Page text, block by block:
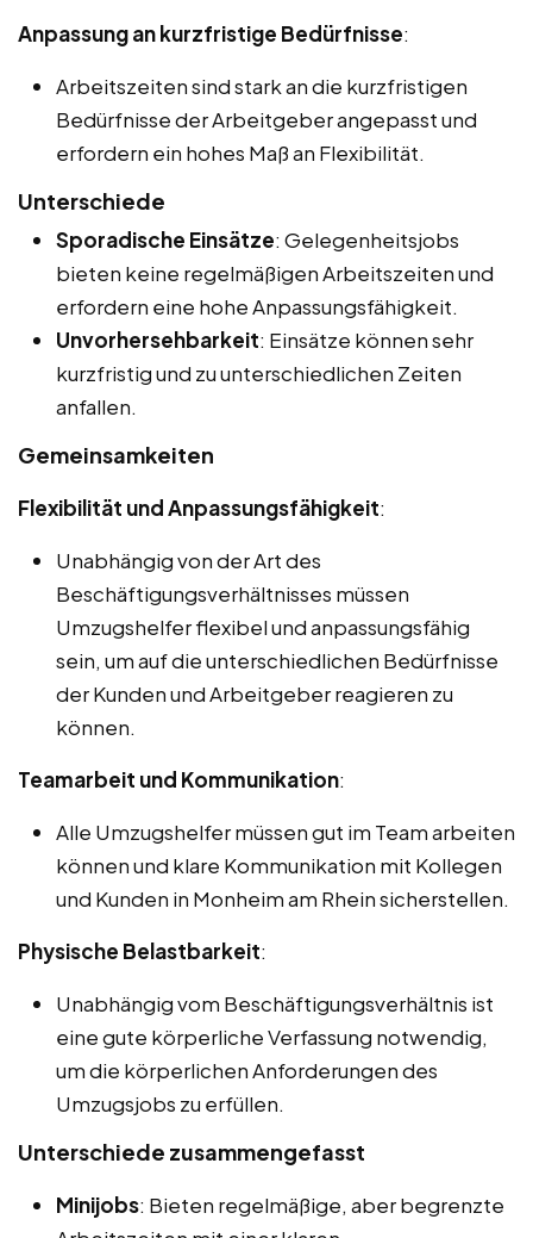
Anpassung an kurzfristige Bedürfnisse:
Arbeitszeiten sind stark an die kurzfristigen
Bedürfnisse der Arbeitgeber angepasst und
erfordern ein hohes Maß an Flexibilität.
Unterschiede
Sporadische Einsätze: Gelegenheitsjobs
bieten keine regelmäßigen Arbeitszeiten und
erfordern eine hohe Anpassungsfähigkeit.
Unvorhersehbarkeit: Einsätze können sehr
kurzfristig und zu unterschiedlichen Zeiten
anfallen.
Gemeinsamkeiten
Flexibilität und Anpassungsfähigkeit:
Unabhängig von der Art des
Beschäftigungsverhältnisses müssen
Umzugshelfer flexibel und anpassungsfähig
sein, um auf die unterschiedlichen Bedürfnisse
der Kunden und Arbeitgeber reagieren zu
können.
Teamarbeit und Kommunikation:
Alle Umzugshelfer müssen gut im Team arbeiten
können und klare Kommunikation mit Kollegen
und Kunden in Monheim am Rhein sicherstellen.
Physische Belastbarkeit:
Unabhängig vom Beschäftigungsverhältnis ist
eine gute körperliche Verfassung notwendig,
um die körperlichen Anforderungen des
Umzugsjobs zu erfüllen.
Unterschiede zusammengefasst
Minijobs: Bieten regelmäßige, aber begrenzte